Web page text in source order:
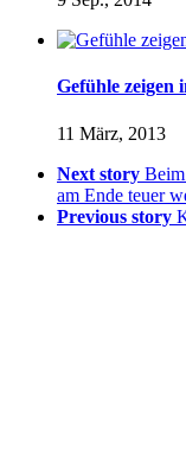
Gefühle zeigen
11 März, 2013
Next story
am Ende teuer
Previous story